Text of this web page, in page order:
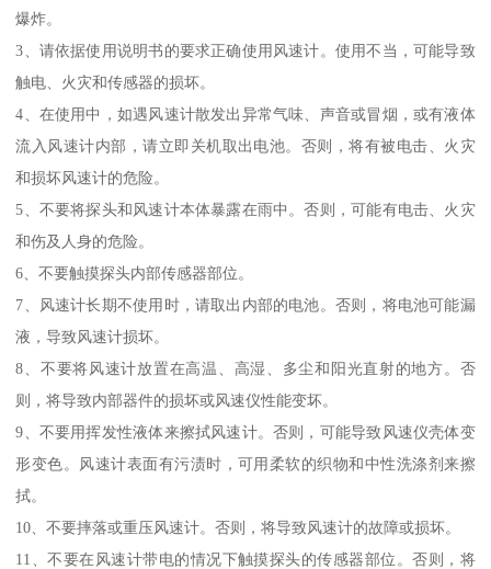
爆炸。
3、请依据使用说明书的要求正确使用风速计。使用不当，可能导致
触电、火灾和传感器的损坏。
4、在使用中，如遇风速计散发出异常气味、声音或冒烟，或有液体
流入风速计内部，请立即关机取出电池。否则，将有被电击、火灾
和损坏风速计的危险。
5、不要将探头和风速计本体暴露在雨中。否则，可能有电击、火灾
和伤及人身的危险。
6、不要触摸探头内部传感器部位。
7、风速计长期不使用时，请取出内部的电池。否则，将电池可能漏
液，导致风速计损坏。
8、不要将风速计放置在高温、高湿、多尘和阳光直射的地方。否
则，将导致内部器件的损坏或风速仪性能变坏。
9、不要用挥发性液体来擦拭风速计。否则，可能导致风速仪壳体变
形变色。风速计表面有污渍时，可用柔软的织物和中性洗涤剂来擦
拭。
10、不要摔落或重压风速计。否则，将导致风速计的故障或损坏。
11、不要在风速计带电的情况下触摸探头的传感器部位。否则，将